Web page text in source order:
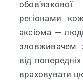
регіонами
аксіома —
зловживачем
від
враховувати